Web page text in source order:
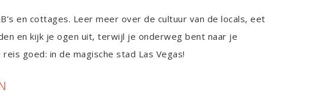
en cottages. Leer meer over de cultuur van de locals, eet
en kijk je ogen uit, terwijl je onderweg bent naar je
goed: in de magische stad Las Vegas!